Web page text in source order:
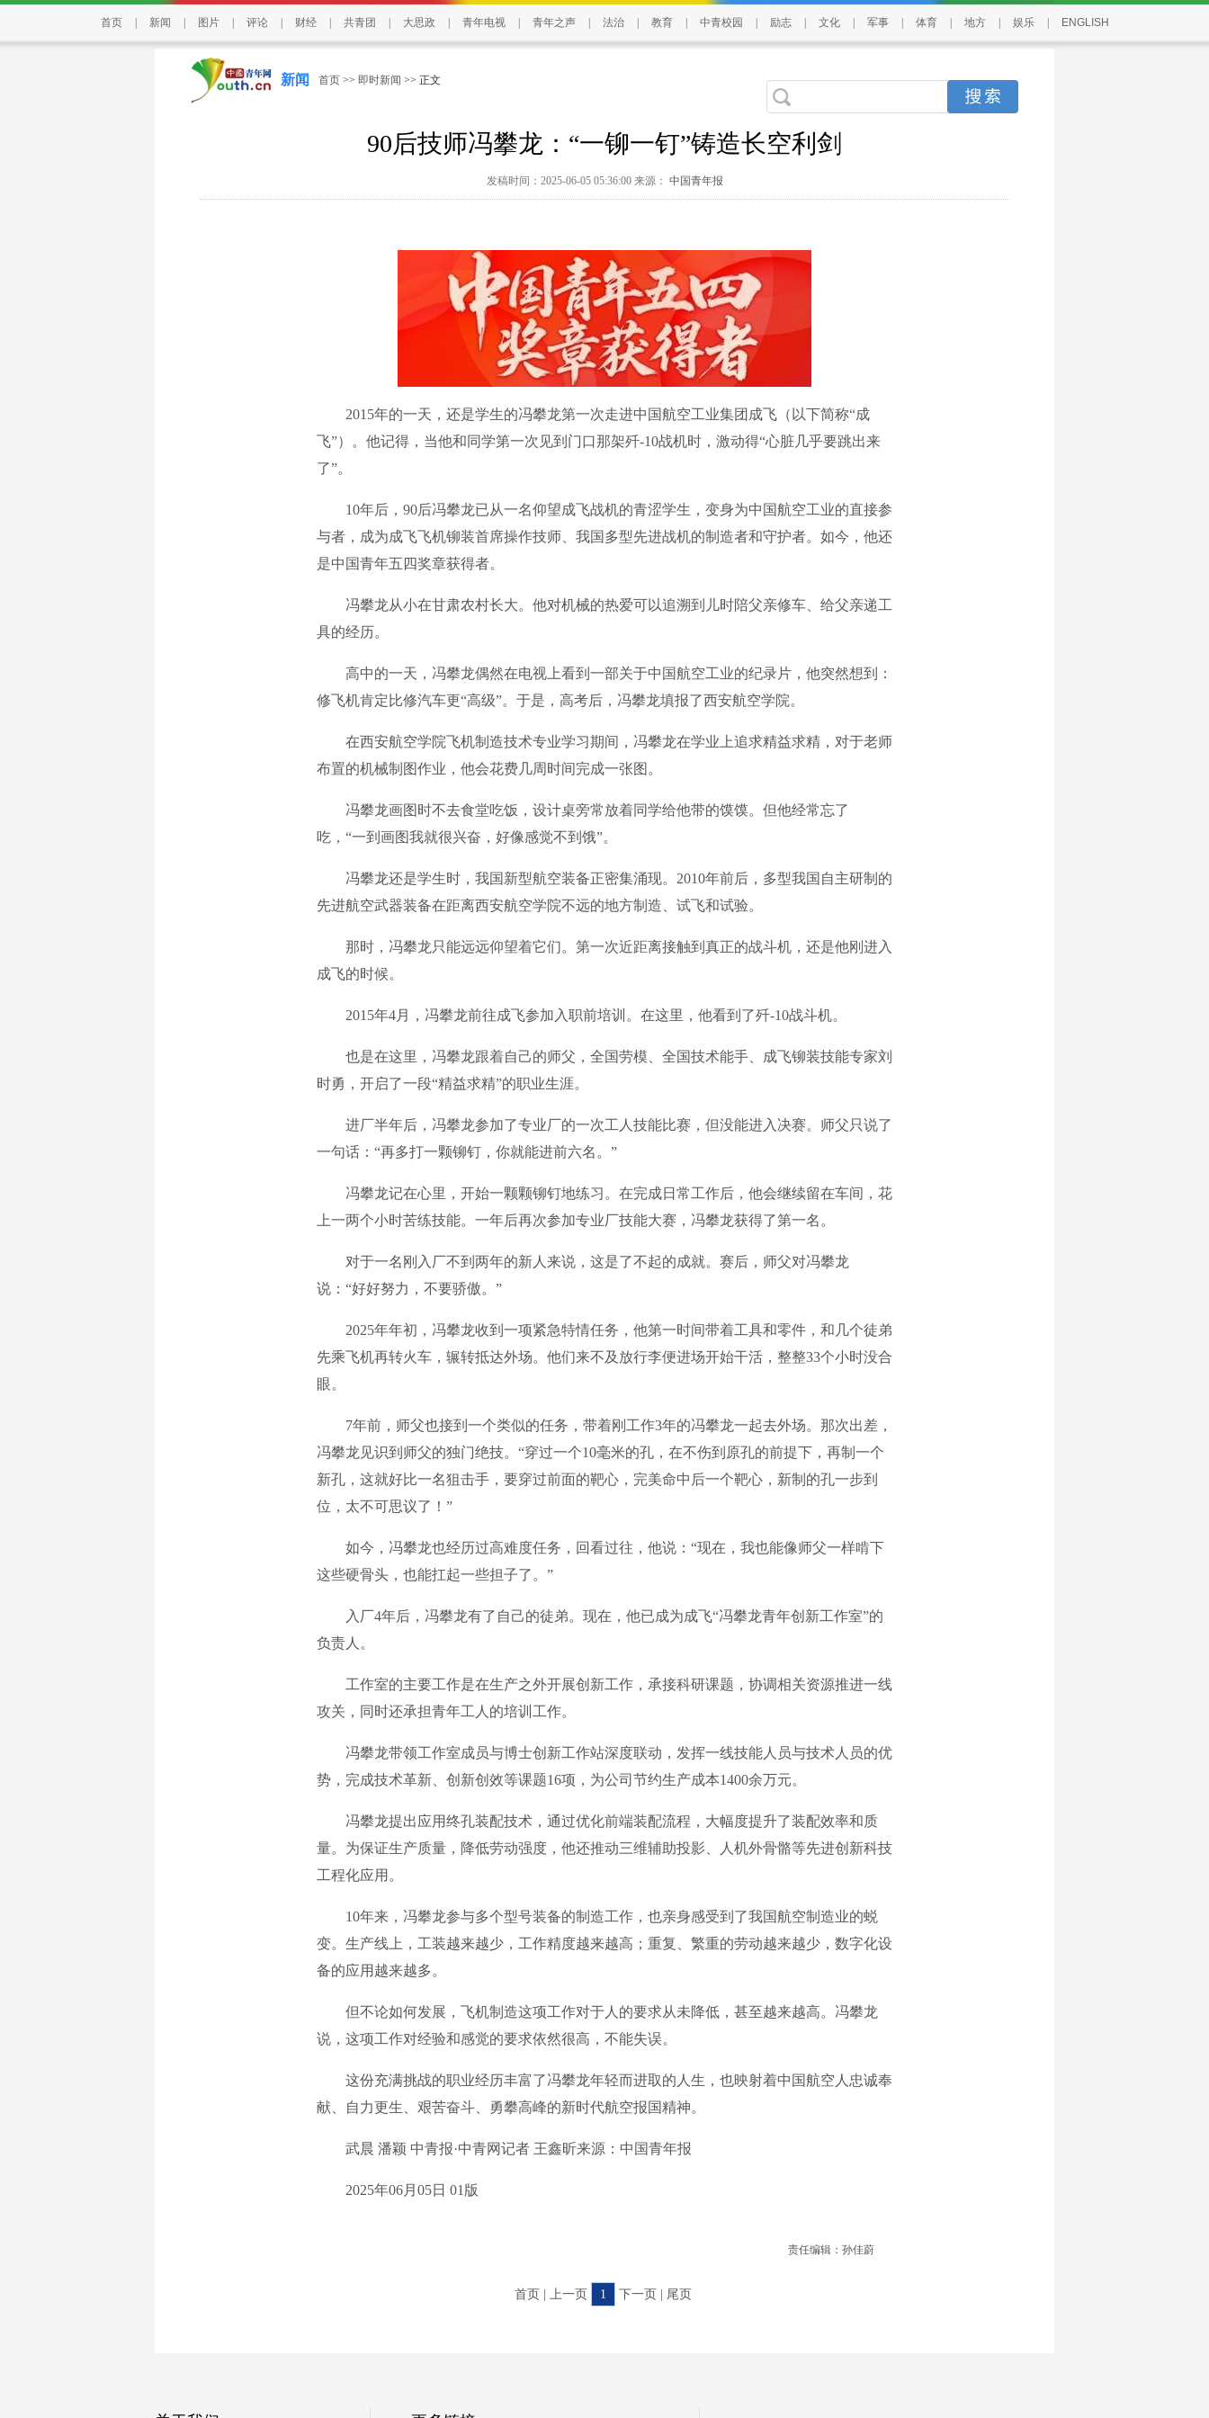
首页 新闻 图片 评论 财经 共青团 大思政 青年电视 青年之声 法治 教育 中青校园 励志 文化 军事 体育 地方 娱乐 ENGLISH
新闻 首页 >> 即时新闻 >> 正文
90后技师冯攀龙：“一铆一钉”铸造长空利剑
发稿时间：2025-06-05 05:36:00 来源： 中国青年报
2015年的一天，还是学生的冯攀龙第一次走进中国航空工业集团成飞（以下简称“成
飞”）。他记得，当他和同学第一次见到门口那架歼-10战机时，激动得“心脏几乎要跳出来
了”。
10年后，90后冯攀龙已从一名仰望成飞战机的青涩学生，变身为中国航空工业的直接参
与者，成为成飞飞机铆装首席操作技师、我国多型先进战机的制造者和守护者。如今，他还
是中国青年五四奖章获得者。
冯攀龙从小在甘肃农村长大。他对机械的热爱可以追溯到儿时陪父亲修车、给父亲递工
具的经历。
高中的一天，冯攀龙偶然在电视上看到一部关于中国航空工业的纪录片，他突然想到：
修飞机肯定比修汽车更“高级”。于是，高考后，冯攀龙填报了西安航空学院。
在西安航空学院飞机制造技术专业学习期间，冯攀龙在学业上追求精益求精，对于老师
布置的机械制图作业，他会花费几周时间完成一张图。
冯攀龙画图时不去食堂吃饭，设计桌旁常放着同学给他带的馍馍。但他经常忘了
吃，“一到画图我就很兴奋，好像感觉不到饿”。
冯攀龙还是学生时，我国新型航空装备正密集涌现。2010年前后，多型我国自主研制的
先进航空武器装备在距离西安航空学院不远的地方制造、试飞和试验。
那时，冯攀龙只能远远仰望着它们。第一次近距离接触到真正的战斗机，还是他刚进入
成飞的时候。
2015年4月，冯攀龙前往成飞参加入职前培训。在这里，他看到了歼-10战斗机。
也是在这里，冯攀龙跟着自己的师父，全国劳模、全国技术能手、成飞铆装技能专家刘
时勇，开启了一段“精益求精”的职业生涯。
进厂半年后，冯攀龙参加了专业厂的一次工人技能比赛，但没能进入决赛。师父只说了
一句话：“再多打一颗铆钉，你就能进前六名。”
冯攀龙记在心里，开始一颗颗铆钉地练习。在完成日常工作后，他会继续留在车间，花
上一两个小时苦练技能。一年后再次参加专业厂技能大赛，冯攀龙获得了第一名。
对于一名刚入厂不到两年的新人来说，这是了不起的成就。赛后，师父对冯攀龙
说：“好好努力，不要骄傲。”
2025年年初，冯攀龙收到一项紧急特情任务，他第一时间带着工具和零件，和几个徒弟
先乘飞机再转火车，辗转抵达外场。他们来不及放行李便进场开始干活，整整33个小时没合
眼。
7年前，师父也接到一个类似的任务，带着刚工作3年的冯攀龙一起去外场。那次出差，
冯攀龙见识到师父的独门绝技。“穿过一个10毫米的孔，在不伤到原孔的前提下，再制一个
新孔，这就好比一名狙击手，要穿过前面的靶心，完美命中后一个靶心，新制的孔一步到
位，太不可思议了！”
如今，冯攀龙也经历过高难度任务，回看过往，他说：“现在，我也能像师父一样啃下
这些硬骨头，也能扛起一些担子了。”
入厂4年后，冯攀龙有了自己的徒弟。现在，他已成为成飞“冯攀龙青年创新工作室”的
负责人。
工作室的主要工作是在生产之外开展创新工作，承接科研课题，协调相关资源推进一线
攻关，同时还承担青年工人的培训工作。
冯攀龙带领工作室成员与博士创新工作站深度联动，发挥一线技能人员与技术人员的优
势，完成技术革新、创新创效等课题16项，为公司节约生产成本1400余万元。
冯攀龙提出应用终孔装配技术，通过优化前端装配流程，大幅度提升了装配效率和质
量。为保证生产质量，降低劳动强度，他还推动三维辅助投影、人机外骨骼等先进创新科技
工程化应用。
10年来，冯攀龙参与多个型号装备的制造工作，也亲身感受到了我国航空制造业的蜕
变。生产线上，工装越来越少，工作精度越来越高；重复、繁重的劳动越来越少，数字化设
备的应用越来越多。
但不论如何发展，飞机制造这项工作对于人的要求从未降低，甚至越来越高。冯攀龙
说，这项工作对经验和感觉的要求依然很高，不能失误。
这份充满挑战的职业经历丰富了冯攀龙年轻而进取的人生，也映射着中国航空人忠诚奉
献、自力更生、艰苦奋斗、勇攀高峰的新时代航空报国精神。
武晨 潘颖 中青报·中青网记者 王鑫昕来源：中国青年报
2025年06月05日 01版
责任编辑：孙佳蔚
首页 | 上一页 1 下一页 | 尾页